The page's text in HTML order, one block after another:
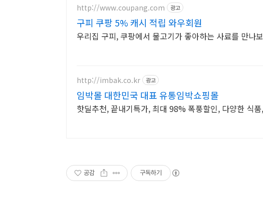
http://www.coupang.com 광고
구피 쿠팡 5% 캐시 적립 와우회원
우리집 구피, 쿠팡에서 물고기가 좋아하는 사료를 만나
http://imbak.co.kr 광고
임박몰 대한민국 대표 유통임박쇼핑몰
핫딜추천, 끝내기특가, 최대 98% 폭풍할인, 다양한 식
공감 구독하기